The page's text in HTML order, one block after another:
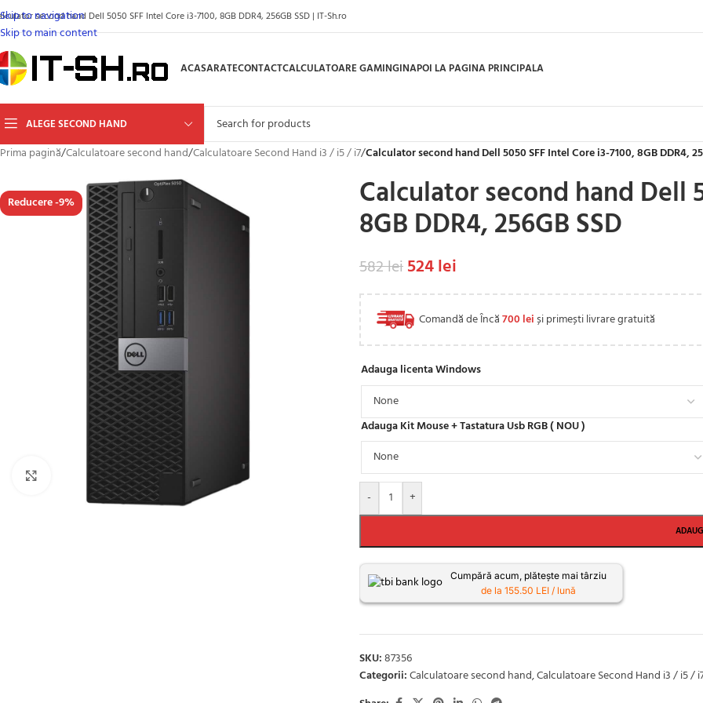
Skip to navigation
Skip to main content
second hand Dell 5050 SFF Intel Core i3-7100, 8GB DDR4, 256GB SSD | IT-Sh.ro
ACASARATECONTACTCALCULATOARE GAMINGINAPOI LA PAGINA PRINCIPALA
ALEGE SECOND HAND
Prima pagină/Calculatoare second hand/Calculatoare Second Hand i3 / i5 / i7/Calculator second hand Dell 5050 SFF Intel Core i3-7100, 8GB DDR4,
Reducere -9%
Click to enlarge
Calculator second hand Dell
8GB DDR4, 256GB SSD
582lei524lei
Comandă de Încă700 leiși primești livrare gratuită
Adauga licenta Windows
Adauga Kit Mouse + Tastatura Usb RGB ( NOU )
- +
Cumpără acum, plătește mai târziu
de la 155.50 LEI / lună
SKU:87356
Categorii:Calculatoare second hand,Calculatoare Second Hand i3 / i5 /